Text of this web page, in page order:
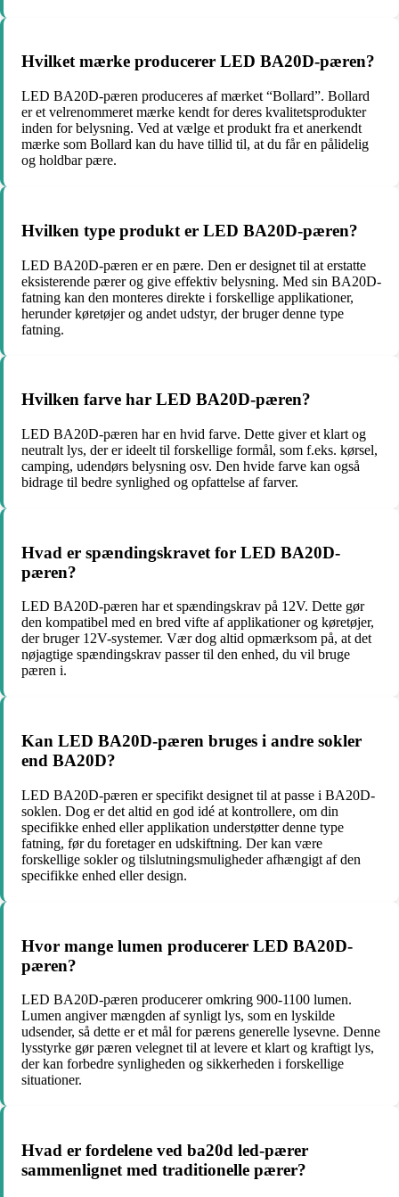
Hvilket mærke producerer LED BA20D-pæren?
LED BA20D-pæren produceres af mærket “Bollard”. Bollard
er et velrenommeret mærke kendt for deres kvalitetsprodukter
inden for belysning. Ved at vælge et produkt fra et anerkendt
mærke som Bollard kan du have tillid til, at du får en pålidelig
og holdbar pære.
Hvilken type produkt er LED BA20D-pæren?
LED BA20D-pæren er en pære. Den er designet til at erstatte
eksisterende pærer og give effektiv belysning. Med sin BA20D-
fatning kan den monteres direkte i forskellige applikationer,
herunder køretøjer og andet udstyr, der bruger denne type
fatning.
Hvilken farve har LED BA20D-pæren?
LED BA20D-pæren har en hvid farve. Dette giver et klart og
neutralt lys, der er ideelt til forskellige formål, som f.eks. kørsel,
camping, udendørs belysning osv. Den hvide farve kan også
bidrage til bedre synlighed og opfattelse af farver.
Hvad er spændingskravet for LED BA20D-
pæren?
LED BA20D-pæren har et spændingskrav på 12V. Dette gør
den kompatibel med en bred vifte af applikationer og køretøjer,
der bruger 12V-systemer. Vær dog altid opmærksom på, at det
nøjagtige spændingskrav passer til den enhed, du vil bruge
pæren i.
Kan LED BA20D-pæren bruges i andre sokler
end BA20D?
LED BA20D-pæren er specifikt designet til at passe i BA20D-
soklen. Dog er det altid en god idé at kontrollere, om din
specifikke enhed eller applikation understøtter denne type
fatning, før du foretager en udskiftning. Der kan være
forskellige sokler og tilslutningsmuligheder afhængigt af den
specifikke enhed eller design.
Hvor mange lumen producerer LED BA20D-
pæren?
LED BA20D-pæren producerer omkring 900-1100 lumen.
Lumen angiver mængden af synligt lys, som en lyskilde
udsender, så dette er et mål for pærens generelle lysevne. Denne
lysstyrke gør pæren velegnet til at levere et klart og kraftigt lys,
der kan forbedre synligheden og sikkerheden i forskellige
situationer.
Hvad er fordelene ved ba20d led-pærer
sammenlignet med traditionelle pærer?